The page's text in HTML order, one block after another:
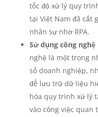
tốc độ xử lý quy
tại Việt Nam đã cắt
nhân sự nhờ RPA.
Sử dụng công
nghệ là một trong
số doanh nghiệp,
để lưu trữ dữ liệu
hóa quy trình xử lý
vào công việc